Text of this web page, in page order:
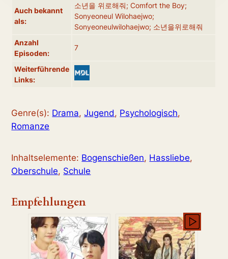
Auch bekannt
als:
소년을 위로해줘; Comfort the Boy;
Sonyeoneul Wilohaejwo;
Sonyeoneulwilohaejwo; 소년을위로해줘
Anzahl
Episoden:
7
Weiterführende
Links:
Genre(s): Drama,Jugend , Psychologisch,
Romanze
Inhaltselemente: Bogenschießen, Hassliebe,
Oberschule, Schule
Empfehlungen